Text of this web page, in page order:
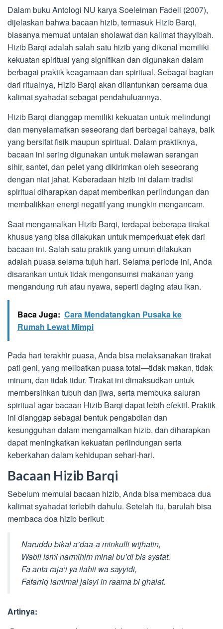
Dalam buku Antologi NU karya Soeleiman Fadeli (2007),
dijelaskan bahwa bacaan hizib, termasuk Hizib Barqi,
biasanya memuat untaian sholawat dan kalimat thayyibah.
Hizib Barqi adalah salah satu hizib yang dikenal memiliki
kekuatan spiritual yang signifikan dan digunakan dalam
berbagai praktik keagamaan dan spiritual. Sebagai bagian
dari ritualnya, Hizib Barqi akan dilantunkan bersama dua
kalimat syahadat sebagai pendahuluannya.
Hizib Barqi dianggap memiliki kekuatan untuk melindungi
dan menyelamatkan seseorang dari berbagai bahaya, baik
yang bersifat fisik maupun spiritual. Dalam praktiknya,
bacaan ini sering digunakan untuk melawan serangan
sihir, santet, dan pelet yang dikirimkan oleh seseorang
dengan niat jahat. Keberadaan hizib ini dalam tradisi
spiritual diharapkan dapat memberikan perlindungan dan
membalikkan energi negatif yang mungkin mengancam.
Saat mengamalkan Hizib Barqi, terdapat beberapa tirakat
khusus yang bisa dilakukan untuk memperkuat efek dari
bacaan ini. Salah satu praktik yang umum dilakukan
adalah puasa selama tujuh hari. Selama periode ini, Anda
disarankan untuk tidak mengonsumsi makanan yang
mengandung ruh atau nyawa, seperti daging atau ikan.
Baca Juga: Cara Mendatangkan Pusaka ke
Rumah Lewat Mimpi
Pada hari terakhir puasa, Anda bisa melaksanakan tirakat
pati geni, yang melibatkan puasa total—tidak makan, tidak
minum, dan tidak tidur. Tirakat ini dimaksudkan untuk
membersihkan tubuh dan jiwa, serta membuka saluran
spiritual agar bacaan Hizib Barqi dapat lebih efektif. Praktik
ini dianggap sebagai bentuk pengabdian dan
kesungguhan dalam mengamalkan hizib, dan diharapkan
dapat meningkatkan kekuatan perlindungan serta
keberkahan dalam kehidupan sehari-hari.
Bacaan Hizib Barqi
Sebelum memulai bacaan hizib, Anda bisa membaca dua
kalimat syahadat terlebih dahulu. Setelah itu, barulah bisa
membaca doa hizib berikut:
Naruddu bikal a’daa-a minkulli wijhatin,
Wabil ismi narmihim minal bu’di bis syatat.
Fa anta raja’i ya ilahii wa sayyidi,
Fafarriq lamimal jaisyi in raama bi ghalat.
Artinya: